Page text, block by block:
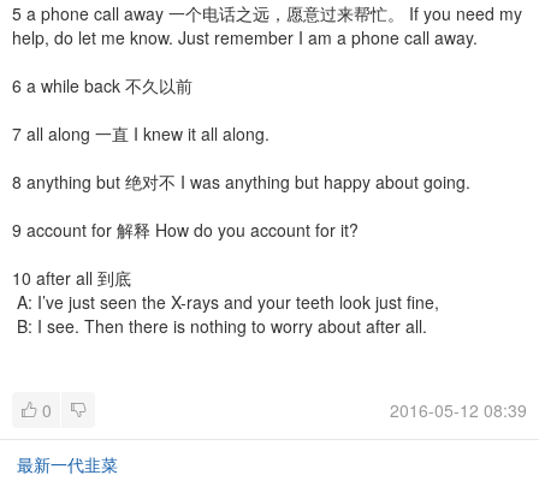
5 a phone call away 一个电话之远，愿意过来帮忙。 If you need my
help, do let me know. Just remember I am a phone call away.
6 a while back 不久以前
7 all along 一直 I knew it all along.
8 anything but 绝对不 I was anything but happy about going.
9 account for 解释 How do you account for it?
10 after all 到底
A: I’ve just seen the X-rays and your teeth look just fine,
B: I see. Then there is nothing to worry about after all.
0 2016-05-12 08:39
最新一代韭菜